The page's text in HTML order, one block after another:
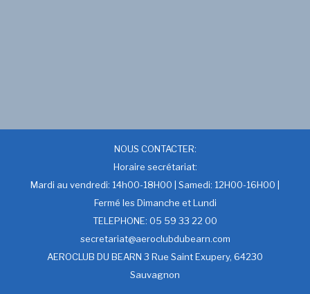
NOUS CONTACTER:
Horaire secrétariat:
Mardi au vendredi: 14h00-18H00 | Samedi: 12H00-16H00 |
Fermé les Dimanche et Lundi
TELEPHONE: 05 59 33 22 00
secretariat@aeroclubdubearn.com
AEROCLUB DU BEARN 3 Rue Saint Exupery, 64230
Sauvagnon